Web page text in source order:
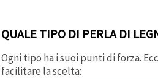
QUALE TIPO DI PERLA DI
Ogni tipo ha i suoi punti di forza.
facilitare la scelta: